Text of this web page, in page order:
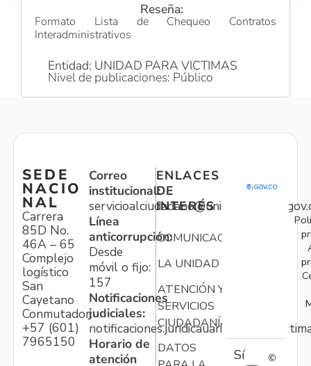
Reseña:
Formato Lista de Chequeo Contratos
Interadministrativos
Entidad: UNIDAD PARA VICTIMAS
Nivel de publicaciones: Público
SEDE
NACIO
NAL
Carrera
85D No.
46A – 65
Complejo
logístico
San
Cayetano
Conmutador:
+57 (601)
7965150
Correo
institucional:
Línea
anticorrupción:
Desde
móvil o fijo:
157
Notificaciones
judiciales:
Horario de
atención
ENLACES
DE
INTERÉS
COMUNICACIONES
LA UNIDAD
ATENCIÓN Y
SERVICIOS
CIUDADANÍA
DATOS
Sí
©